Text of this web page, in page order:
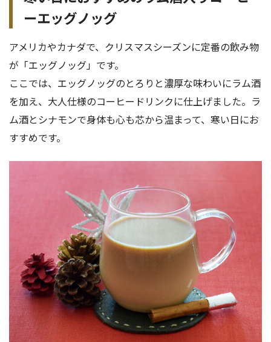
ーエッグノッグ
アメリカやカナダで、クリスマスシーズンに定番の飲み物
が「エッグノッグ」です。
ここでは、エッグノッグのとろりと濃厚な味わいにラム酒
を加え、大人仕様のコーヒードリンクに仕上げました。ラ
ム酒とシナモンで身体も心も芯から温まって、寒い日にお
すすめです。